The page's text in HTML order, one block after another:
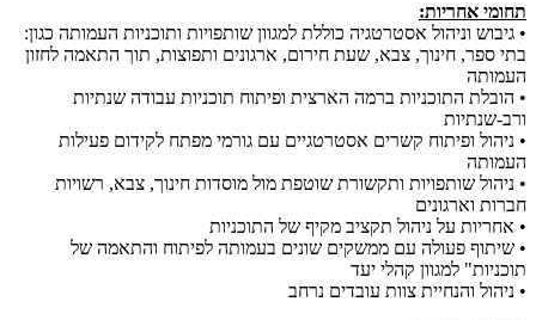
תחומי אחריות:
• גיבוש וניהול אסטרטגיה כוללת למגוון שותפויות ותוכניות העמותה כגון:
בתי ספר, חינוך, צבא, שעת חירום, ארגונים ותפוצות, תוך התאמה לחזון
העמותה
• הובלת התוכניות ברמה הארצית ופיתוח תוכניות עבודה שנתיות
ורב-שנתיות
• ניהול ופיתוח קשרים אסטרטגיים עם גורמי מפתח לקידום פעילות
העמותה
• ניהול שותפויות ותקשורת שוטפת מול מוסדות חינוך, צבא, רשויות
חברות וארגונים
• אחריות על ניהול תקציב מקיף של התוכניות
• שיתוף פעולה עם ממשקים שונים בעמותה לפיתוח והתאמה של
תוכניות" למגוון קהלי יעד
• ניהול והנחיית צוות עובדים נרחב